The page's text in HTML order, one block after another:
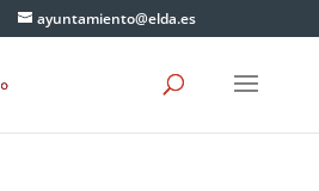
ayuntamiento@elda.es